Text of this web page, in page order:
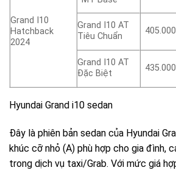
Grand I10
Hatchback
2024
Grand I10 AT
Tiêu Chuẩn
Grand I10 AT
Đặc Biệt
Hyundai Grand i10 sedan
Đây là phiên bản sedan của Hyundai
khúc cỡ nhỏ (A) phù hợp cho gia đình,
trong dịch vụ taxi/Grab. Với mức giá